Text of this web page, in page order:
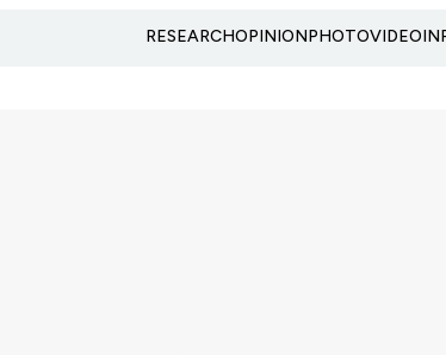
RESEARCHOPINIONPHOTOVIDEO